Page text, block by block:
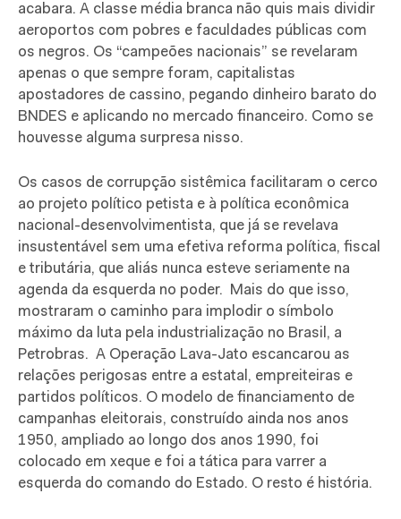
acabara. A classe média branca não quis mais dividir
aeroportos com pobres e faculdades públicas com
os negros. Os “campeões nacionais” se revelaram
apenas o que sempre foram, capitalistas
apostadores de cassino, pegando dinheiro barato do
BNDES e aplicando no mercado financeiro. Como se
houvesse alguma surpresa nisso.
Os casos de corrupção sistêmica facilitaram o cerco
ao projeto político petista e à política econômica
nacional-desenvolvimentista, que já se revelava
insustentável sem uma efetiva reforma política, fiscal
e tributária, que aliás nunca esteve seriamente na
agenda da esquerda no poder. Mais do que isso,
mostraram o caminho para implodir o símbolo
máximo da luta pela industrialização no Brasil, a
Petrobras. A Operação Lava-Jato escancarou as
relações perigosas entre a estatal, empreiteiras e
partidos políticos. O modelo de financiamento de
campanhas eleitorais, construído ainda nos anos
1950, ampliado ao longo dos anos 1990, foi
colocado em xeque e foi a tática para varrer a
esquerda do comando do Estado. O resto é história.